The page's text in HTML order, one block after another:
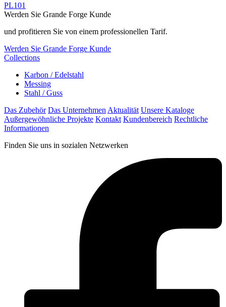
PL101
Werden Sie Grande Forge Kunde
und profitieren Sie von einem professionellen Tarif.
Werden Sie Grande Forge Kunde
Collections
Karbon / Edelstahl
Messing
Stahl / Guss
Das Zubehör Das Unternehmen Aktualität Unsere Kataloge
Außergewöhnliche Projekte Kontakt Kundenbereich Rechtliche
Informationen
Finden Sie uns in sozialen Netzwerken